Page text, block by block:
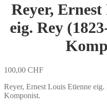
Reyer,
eig. Rey
100,00 CHF
Reyer, Ernest Louis Etienne
Komponist.